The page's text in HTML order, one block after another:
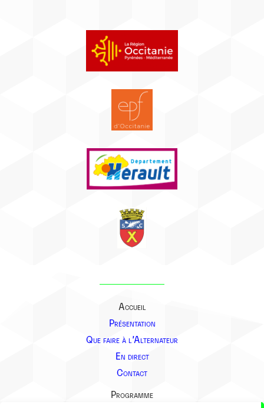
Accueil
Présentation
Que faire à l’Alternateur
En direct
Contact
Programme